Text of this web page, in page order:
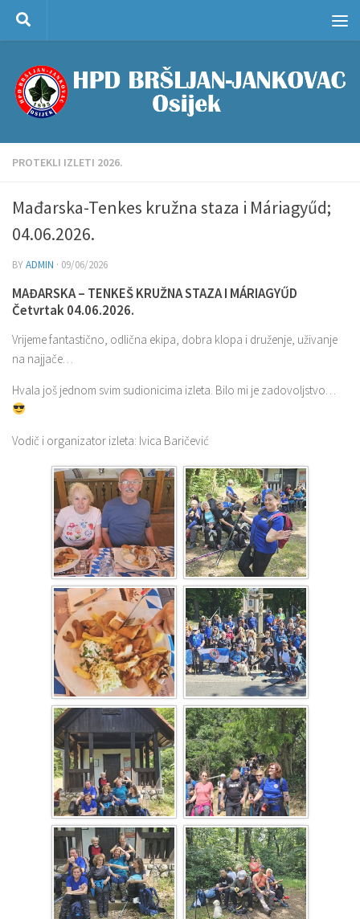
Skip to content
PROTEKLI IZLETI 2026.
Mađarska-Tenkes kružna staza i Máriagyűd;
04.06.2026.
BYADMIN · 09/06/2026
MAĐARSKA – TENKEŠ KRUŽNA STAZA I MÁRIAGYŰD
Četvrtak 04.06.2026.
Vrijeme fantastično, odlična ekipa, dobra klopa i druženje, uživanje
na najjače…
Hvala još jednom svim sudionicima izleta. Bilo mi je zadovoljstvo…
Vodič i organizator izleta: Ivica Baričević